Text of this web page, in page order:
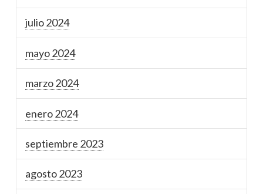
julio 2024
mayo 2024
marzo 2024
enero 2024
septiembre 2023
agosto 2023